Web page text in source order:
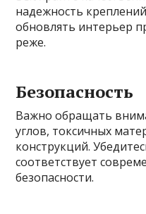
надежность
обновлять интерьер
реже.
Безопасность
Важно обращать
углов, токсичных
конструкций.
соответствует
безопасности.